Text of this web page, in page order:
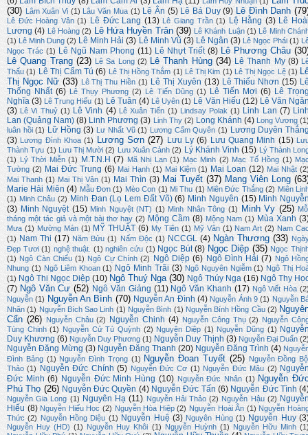
(30) Lâm Xuân Vi (1) Lâu Văn Mua (1) Lê Ân (5) Lê Bá Duy (9) Lê Đình Danh
Lê Đức Hoàng Vân (1) Lê Đức Lang (13) Lê Giang Trần (1) Lệ Hằng (3) Lê
Lương (4) Lê Hoàng (2) Lê Hứa Huyền Trân (39) Lê Khánh Luận (1) Lê Minh
(1) Lê Minh Dung (2) Lê Minh Hải (3) Lê Minh Vũ (3) Lê Ngân (3) Lê Ngọc Phái (1)
Ngọc Trác (1) Lê Ngũ Nam Phong (11) Lê Nhựt Triết (8) Lê Phương Châu
Lê Quang Trạng (23) Lê Sa Long (2) Lê Thanh Hùng (34) Lê Thanh My (8)
Thấu (1) Lê Thị Cẩm Tú (6) Lê Thị Hồng Thắm (1) Lê Thị Kim (1) Lê Thị Ngọc Lệ (1)
Thị Ngọc Nữ (33) Lê Thị Thu Hiền (1) Lê Thị Xuyên (13) Lê Thiếu Nhơn (15)
Thống Nhất (6) Lê Thụy Phương (2) Lê Tiến Dũng (1) Lê Tiến Mợi (6) Lê
Nghĩa (3) Lê Trung Hiếu (1) Lê Tuân (4) Lê Uyên (1) Lê Văn Hiếu (12) Lê Văn
(3) Lê Vi Thuỷ (1) Lê Vinh (4) Lê Xuân Tiến (1) Lindsay Polak (1) Linh Lan (7)
Lan (Quảng Nam) (8) Linh Phương (3) Linh Thy (2) Long Khánh (4) Long Vương
luân hồi (1) Lữ Hồng (3) Lư Nhất Vũ (1) Lương Cẩm Quyên (1) Lương Duyên
(3) Lương Đình Khoa (1) Lương Sơn (27) Lưu Ly (6) Lưu Quang Minh (15)
Thành Tựu (1) Lưu Thị Mười (2) Lưu Xuân Cảnh (2) Lý Khánh Vinh (15) Lý Thành
(1)
Lý Thời Miễn (1) M.T.N.H (7) Mã Nhị Lan (1) Mạc Minh (2) Mạc Tố Hồng (1)
Tường (2) Mai Đức Trung (6) Mai Hạnh (1) Mai Kiệm (1) Mai Loan (12) Mai Nhật
Mai Thanh (1) Mai Thị Vân (1) Mai Thìn (3) Mai Tuyết (37) Mang Viên Long
Marie Hải Miên (4) Mẫu Đơn (1) Mèo Con (1) Mi Thu (1) Miên Đức Thắng (2) Miên
(1) Minh Châu (2) Minh Đan (Lọ Lem Đất Võ) (6) Minh Nguyên (15) Minh
(3) Minh Nguyệt (15) Minh Nguyệt (NT) (1) Minh Nhân Tông (1) Minh Vy (25)
tháng một tác giả và một bài thơ hay (2) Mộng Cầm (8) Mộng Nam (1) Mùa Xanh
Mưa (1) Mường Mán (1) MỸ THUẬT (6) My Tiên (1) Mỹ Vân (1) Nam Art (2) Nam
(1) Nam Thi (17) Năm Bửu (1) Nấm Độc (1) NCCGL (4) Ngàn Thương (33)
Đẹp Tươi (1) nghệ thuật. (1) nghiên cứu (1) Ngọc Bút (8) Ngọc Diệp (35) Ngọc
(1) Ngô Càn Chiểu (1) Ngô Cự Chính (2) Ngô Diệp (6) Ngô Đình Hải (7) Ngô
Nhung (1) Ngô Liêm Khoan (1) Ngô Minh Trãi (3) Ngô Nguyên Ngiễm (1) Ngô Thị
(1) Ngô Thị Ngọc Diệp (10) Ngô Thuý Nga (30) Ngô Thúy Nga (16) Ngô Thy
(7) Ngô Văn Cư (52) Ngô Văn Giảng (11) Ngô Văn Khanh (17) Ngô Viết Hòa
Nguyễn (1) Nguyễn An Bình (70) Nguyễn An Đình (4) Nguyễn Ánh 9 (1) Nguyễn
Nhân (1) Nguyễn Bích Sao Linh (1) Nguyễn Bình (1) Nguyễn Bính Hồng Cầu (2)
Cẩn (26) Nguyễn Châu (2) Nguyễn Chinh (4) Nguyễn Công Thụ (2) Nguyễn
Tùng Chinh (1) Nguyễn Cử Tú Quỳnh (2) Nguyên Diệp (1) Nguyễn Dũng (1)
Duy Khương (6) Nguyễn Duy Phương (1) Nguyễn Duy Thịnh (3) Nguyễn Đại Duẩn
Nguyễn Đặng Mừng (3) Nguyễn Đăng Thanh (20) Nguyễn Đăng Trình (4)
Đình Bảng (1) Nguyễn Đình Trọng (1) Nguyễn Đoan Tuyết (25)
Nguyễn Đồng
Thảo (1) Nguyễn Đức Chính (5) Nguyễn Đức Cơ (1) Nguyễn Đức Mậu (2)
Đức Minh (6) Nguyễn Đức Minh Hùng (10) Nguyễn Đức Nhân (1) Nguyễn
Phú Thọ (26) Nguyễn Đức Quyền (4) Nguyễn Đức Tấn (6) Nguyễn Đức Tình
Nguyễn Gia Long (1) Nguyên Hạ (11) Nguyễn Hải Thảo (2) Nguyễn Hậu (2)
Hiếu (8) Nguyễn Hiếu Học (2) Nguyễn Hòa Hiệp (2) Nguyễn Hoài Ân (1) Nguyễn
Thức (2) Nguyễn Hồng Diệu (1) Nguyễn Huệ (3) Nguyên Hùng (1) Nguyễn Huy
Nguyễn Huy (HD) (1) Nguyễn Huy Khôi (1) Nguyễn Huỳnh (1) Nguyễn Hữu Minh